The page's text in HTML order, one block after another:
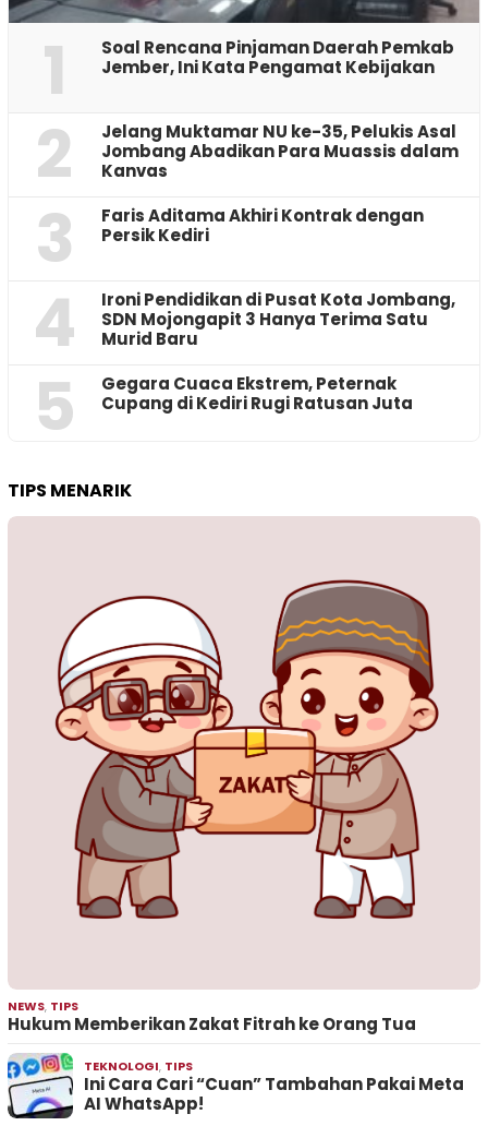
1
‎Soal Rencana Pinjaman Daerah Pemkab
Jember, Ini Kata Pengamat Kebijakan ‎
2
Jelang Muktamar NU ke-35, Pelukis Asal
Jombang Abadikan Para Muassis dalam
Kanvas
3
Faris Aditama Akhiri Kontrak dengan
Persik Kediri
4
Ironi Pendidikan di Pusat Kota Jombang,
SDN Mojongapit 3 Hanya Terima Satu
Murid Baru
5
‎Gegara Cuaca Ekstrem, Peternak
Cupang di Kediri Rugi Ratusan Juta
TIPS MENARIK
NEWS, TIPS
Hukum Memberikan Zakat Fitrah ke Orang Tua
TEKNOLOGI, TIPS
Ini Cara Cari “Cuan” Tambahan Pakai Meta
AI WhatsApp!